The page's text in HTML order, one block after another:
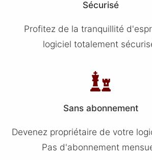
Sécurisé
Profitez de la tranquillité
logiciel totalement
Sans abonnement
Devenez propriétaire de votre
Pas d'abonnement